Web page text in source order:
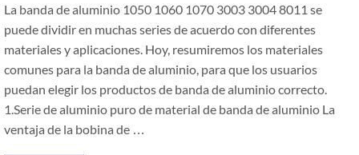
La banda de aluminio 1050 1060 1070 3003 3004 8011 se
puede dividir en muchas series de acuerdo con diferentes
materiales y aplicaciones. Hoy, resumiremos los materiales
comunes para la banda de aluminio, para que los usuarios
puedan elegir los productos de banda de aluminio correcto.
1.Serie de aluminio puro de material de banda de aluminio La
ventaja de la bobina de …